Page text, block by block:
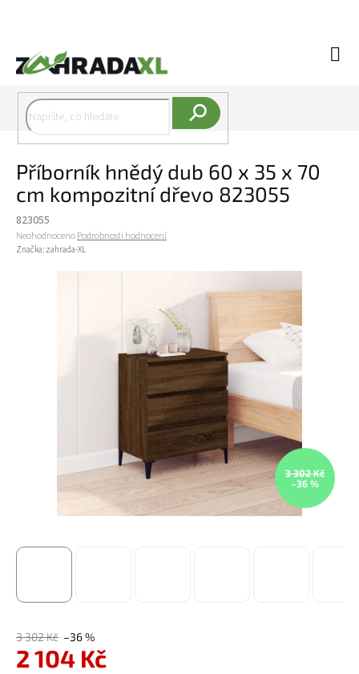
Příborník hnědý dub 60 x 35 x 70
cm kompozitní dřevo 823055
823055
Průměrné hodnocení produktu je 0,0 z 5 hvězdiček.
NeohodnocenoPodrobnosti hodnocení
Značka: zahrada-XL
3 302 Kč
–36 %
3 302 Kč –36 %
2 104 Kč